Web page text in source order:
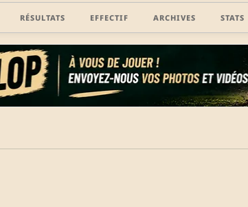
RÉSULTATS EFFECTIF ARCHIVES STATS